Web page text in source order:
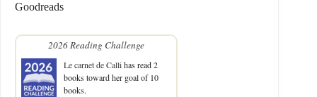
Goodreads
2026 Reading Challenge
Le carnet de Callihas read 2
books toward her goal of 10
books.